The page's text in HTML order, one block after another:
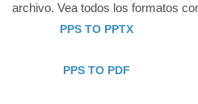
archivo. Vea todos los formatos
PPS TO PPTX
PPS TO PDF